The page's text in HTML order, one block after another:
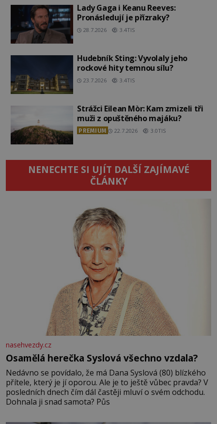
Lady Gaga i Keanu Reeves:
Pronásledují je přízraky?
28.7.2026 3.4TIS
Hudebník Sting: Vyvolaly jeho
rockové hity temnou sílu?
23.7.2026 3.4TIS
Strážci Eilean Mòr: Kam zmizeli tři
muži z opuštěného majáku?
PREMIUM 22.7.2026 3.0TIS
NENECHTE SI UJÍT DALŠÍ ZAJÍMAVÉ
ČLÁNKY
nasehvezdy.cz
Osamělá herečka Syslová všechno vzdala?
Nedávno se povídalo, že má Dana Syslová (80) blízkého
přítele, který je jí oporou. Ale je to ještě vůbec pravda? V
posledních dnech čím dál častěji mluví o svém odchodu.
Dohnala ji snad samota? Půs